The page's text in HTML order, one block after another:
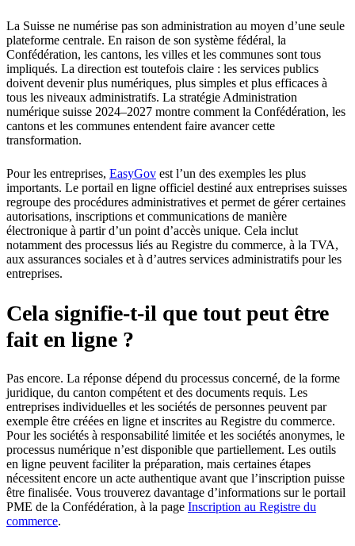
La Suisse ne numérise pas son administration au moyen d’une seule
plateforme centrale. En raison de son système fédéral, la
Confédération, les cantons, les villes et les communes sont tous
impliqués. La direction est toutefois claire : les services publics
doivent devenir plus numériques, plus simples et plus efficaces à
tous les niveaux administratifs. La stratégie Administration
numérique suisse 2024–2027 montre comment la Confédération, les
cantons et les communes entendent faire avancer cette
transformation.
Pour les entreprises, EasyGov est l’un des exemples les plus
importants. Le portail en ligne officiel destiné aux entreprises suisses
regroupe des procédures administratives et permet de gérer certaines
autorisations, inscriptions et communications de manière
électronique à partir d’un point d’accès unique. Cela inclut
notamment des processus liés au Registre du commerce, à la TVA,
aux assurances sociales et à d’autres services administratifs pour les
entreprises.
Cela signifie-t-il que tout peut être
fait en ligne ?
Pas encore. La réponse dépend du processus concerné, de la forme
juridique, du canton compétent et des documents requis. Les
entreprises individuelles et les sociétés de personnes peuvent par
exemple être créées en ligne et inscrites au Registre du commerce.
Pour les sociétés à responsabilité limitée et les sociétés anonymes, le
processus numérique n’est disponible que partiellement. Les outils
en ligne peuvent faciliter la préparation, mais certaines étapes
nécessitent encore un acte authentique avant que l’inscription puisse
être finalisée. Vous trouverez davantage d’informations sur le portail
PME de la Confédération, à la page Inscription au Registre du
commerce.